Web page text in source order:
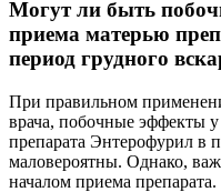
Могут ли быть
приема матерью
период грудного
При правильном
врача, побочные эффекты
препарата Энтерофурил в
маловероятны. Однако,
началом приема препарата.